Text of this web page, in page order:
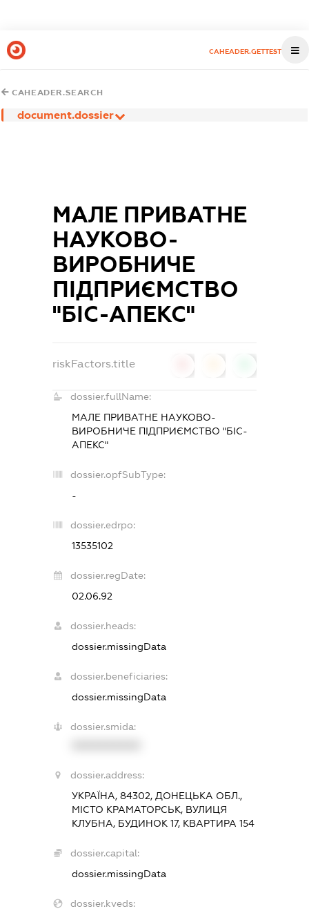
CAHEADER.GETTEST
CAHEADER.SEARCH
document.dossier
МАЛЕ ПРИВАТНЕ
НАУКОВО-
ВИРОБНИЧЕ
ПІДПРИЄМСТВО
"БІС-АПЕКС"
riskFactors.title
dossier.fullName:
МАЛЕ ПРИВАТНЕ НАУКОВО-
ВИРОБНИЧЕ ПІДПРИЄМСТВО "БІС-
АПЕКС"
dossier.opfSubType:
-
dossier.edrpo:
13535102
dossier.regDate:
02.06.92
dossier.heads:
dossier.missingData
dossier.beneficiaries:
dossier.missingData
dossier.smida:
dossier.address:
УКРАЇНА, 84302, ДОНЕЦЬКА ОБЛ.,
МІСТО КРАМАТОРСЬК, ВУЛИЦЯ
КЛУБНА, БУДИНОК 17, КВАРТИРА 154
dossier.capital:
dossier.missingData
dossier.kveds: